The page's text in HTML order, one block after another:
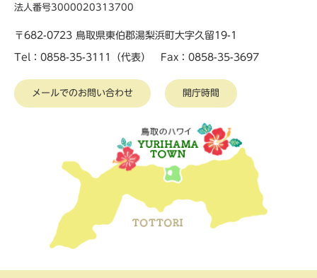
法人番号3000020313700
〒682-0723 鳥取県東伯郡湯梨浜町大字久留19-1
Tel：0858-35-3111（代表） Fax：0858-35-3697
メールでのお問い合わせ 開庁時間